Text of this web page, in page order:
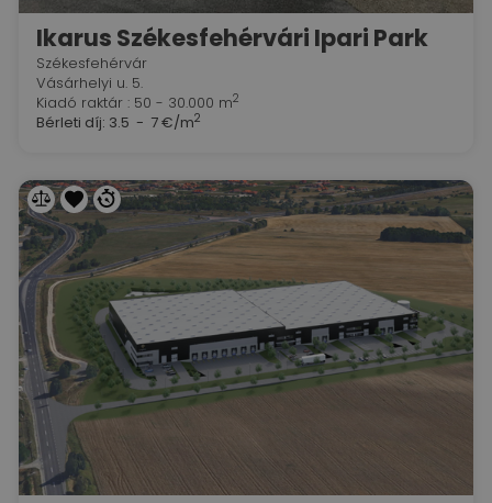
Ikarus Székesfehérvári Ipari Park
Székesfehérvár
Vásárhelyi u. 5.
Kiadó raktár : 50 - 30.000 m2
Bérleti díj: 3.5 - 7 €/m2